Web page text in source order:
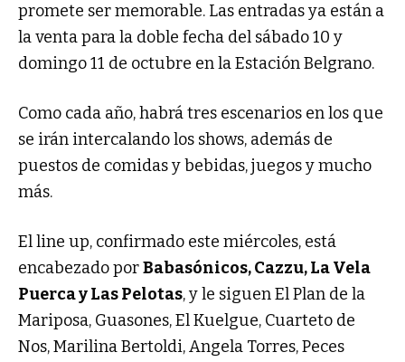
promete ser memorable. Las entradas ya están a
la venta para la doble fecha del sábado 10 y
domingo 11 de octubre en la Estación Belgrano.
Como cada año, habrá tres escenarios en los que
se irán intercalando los shows, además de
puestos de comidas y bebidas, juegos y mucho
más.
El line up, confirmado este miércoles, está
encabezado porBabasónicos, Cazzu, La Vela
Puerca y Las Pelotas, y le siguen El Plan de la
Mariposa, Guasones, El Kuelgue, Cuarteto de
Nos, Marilina Bertoldi, Angela Torres, Peces